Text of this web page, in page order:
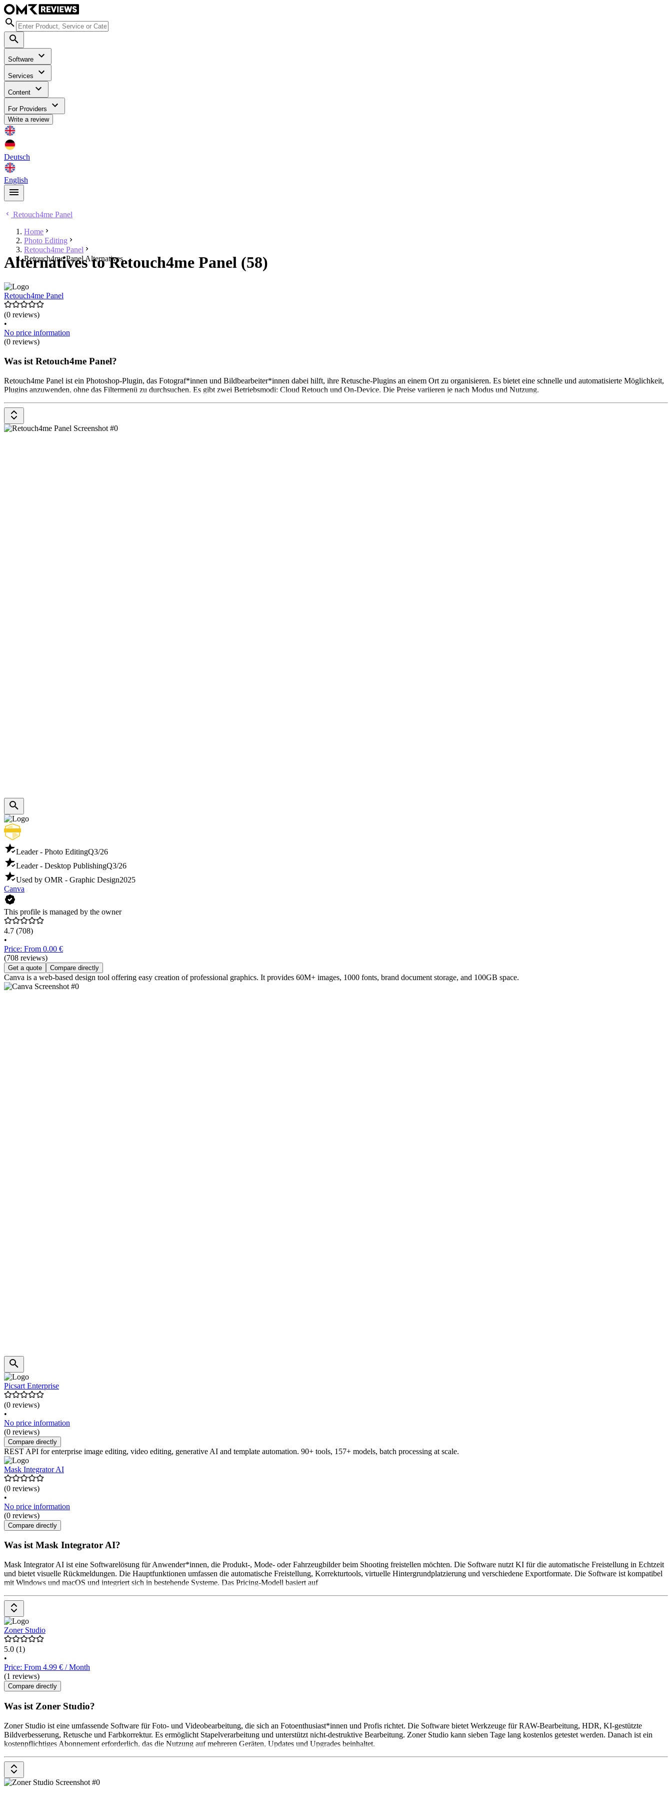
Software
Services
Content
For Providers
Write a review
Deutsch
English
Retouch4me Panel
Home
Photo Editing
Retouch4me Panel
Retouch4me Panel Alternatives
Alternatives to Retouch4me Panel (58)
Retouch4me Panel
(0 reviews)
•
No price information
(0 reviews)
Was ist Retouch4me Panel?
Retouch4me Panel ist ein Photoshop-Plugin, das Fotograf*innen und Bildbearbeiter*innen dabei hilft, ihre Retusche-Plugins an einem Ort zu organisieren. Es bietet eine schnelle und automatisierte Möglichkeit,
Plugins anzuwenden, ohne das Filtermenü zu durchsuchen. Es gibt zwei Betriebsmodi: Cloud Retouch und On-Device. Die Preise variieren je nach Modus und Nutzung.
Leader - Photo EditingQ3/26
Leader - Desktop PublishingQ3/26
Used by OMR - Graphic Design2025
Canva
This profile is managed by the owner
4.7 (708)
•
Price: From 0.00 €
(708 reviews)
Get a quote Compare directly
Canva is a web-based design tool offering easy creation of professional graphics. It provides 60M+ images, 1000 fonts, brand document storage, and 100GB space.
Picsart Enterprise
(0 reviews)
•
No price information
(0 reviews)
Compare directly
REST API for enterprise image editing, video editing, generative AI and template automation. 90+ tools, 157+ models, batch processing at scale.
Mask Integrator AI
(0 reviews)
•
No price information
(0 reviews)
Compare directly
Was ist Mask Integrator AI?
Mask Integrator AI ist eine Softwarelösung für Anwender*innen, die Produkt-, Mode- oder Fahrzeugbilder beim Shooting freistellen möchten. Die Software nutzt KI für die automatische Freistellung in Echtzeit
und bietet visuelle Rückmeldungen. Die Hauptfunktionen umfassen die automatische Freistellung, Korrekturtools, virtuelle Hintergrundplatzierung und verschiedene Exportformate. Die Software ist kompatibel
mit Windows und macOS und integriert sich in bestehende Systeme. Das Pricing-Modell basiert auf
Zoner Studio
5.0 (1)
•
Price: From 4.99 € / Month
(1 reviews)
Compare directly
Was ist Zoner Studio?
Zoner Studio ist eine umfassende Software für Foto- und Videobearbeitung, die sich an Fotoenthusiast*innen und Profis richtet. Die Software bietet Werkzeuge für RAW-Bearbeitung, HDR, KI-gestützte
Bildverbesserung, Retusche und Farbkorrektur. Es ermöglicht Stapelverarbeitung und unterstützt nicht-destruktive Bearbeitung. Zoner Studio kann sieben Tage lang kostenlos getestet werden. Danach ist ein
kostenpflichtiges Abonnement erforderlich, das die Nutzung auf mehreren Geräten, Updates und Upgrades beinhaltet.